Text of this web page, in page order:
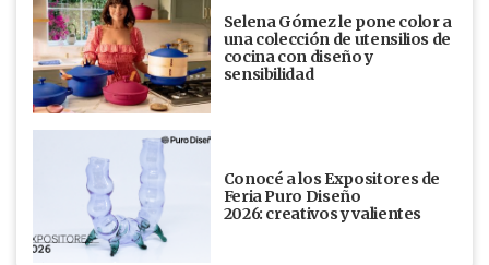
Selena Gómez le pone color a
una colección de utensilios de
cocina con diseño y
sensibilidad
Conocé a los Expositores de
Feria Puro Diseño
2026: creativos y valientes